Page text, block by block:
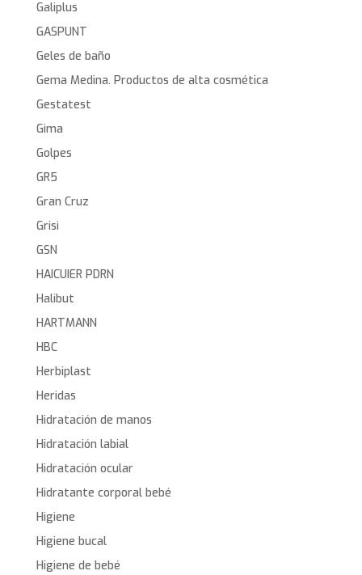
Galiplus
GASPUNT
Geles de baño
Gema Medina. Productos de alta cosmética
Gestatest
Gima
Golpes
GR5
Gran Cruz
Grisi
GSN
HAICUIER PDRN
Halibut
HARTMANN
HBC
Herbiplast
Heridas
Hidratación de manos
Hidratación labial
Hidratación ocular
Hidratante corporal bebé
Higiene
Higiene bucal
Higiene de bebé